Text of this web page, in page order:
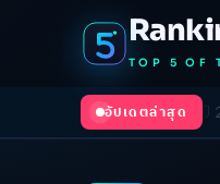
TOP 5 OF
อัปเดตล่าสุด
ยนโลกในปี 2026/Industrial